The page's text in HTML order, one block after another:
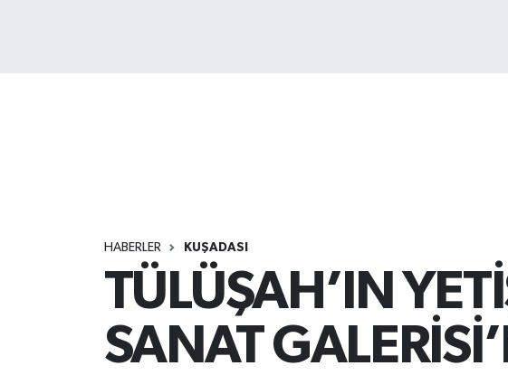
HABERLER KUŞADASI
TÜLÜŞAH’IN
SANAT